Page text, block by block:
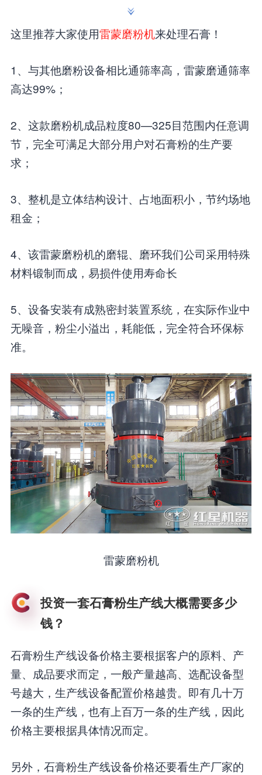
这里推荐大家使用雷蒙磨粉机来处理石膏！
1、与其他磨粉设备相比通筛率高，雷蒙磨通筛率
高达99%；
2、这款磨粉机成品粒度80—325目范围内任意调
节，完全可满足大部分用户对石膏粉的生产要
求；
3、整机是立体结构设计、占地面积小，节约场地
租金；
4、该雷蒙磨粉机的磨辊、磨环我们公司采用特殊
材料锻制而成，易损件使用寿命长
5、设备安装有成熟密封装置系统，在实际作业中
无噪音，粉尘小溢出，耗能低，完全符合环保标
准。
雷蒙磨粉机
投资一套石膏粉生产线大概需要多少
钱？
石膏粉生产线设备价格主要根据客户的原料、产
量、成品要求而定，一般产量越高、选配设备型
号越大，生产线设备配置价格越贵。即有几十万
一条的生产线，也有上百万一条的生产线，因此
价格主要根据具体情况而定。
另外，石膏粉生产线设备价格还要看生产厂家的